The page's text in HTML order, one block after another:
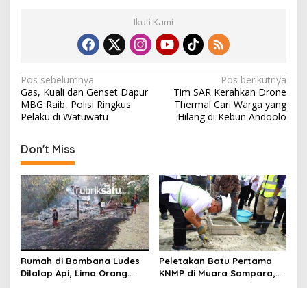
Ikuti Kami
N
a
v
i
g
a
s
i
p
o
s
Pos sebelumnya
Gas, Kuali dan Genset Dapur
MBG Raib, Polisi Ringkus
Pelaku di Watuwatu
Pos berikutnya
Tim SAR Kerahkan Drone
Thermal Cari Warga yang
Hilang di Kebun Andoolo
Don't Miss
Rumah di Bombana Ludes
Dilalap Api, Lima Orang
Peletakan Batu Pertama
KNMP di Muara Sampara,